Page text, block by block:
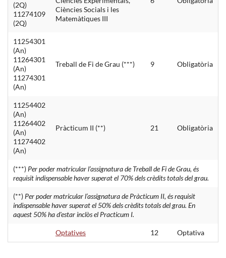
(2Q)
11274109
(2Q)
Ciències Socials i les
Matemàtiques III
11254301
(An)
11264301
(An)
11274301
(An)
Treball de Fi de Grau (***) 9 Obligatòria
11254402
(An)
11264402
(An)
11274402
(An)
Pràcticum II (**) 21 Obligatòria
(***) Per poder matricular l’assignatura de Treball de Fi de Grau, és
requisit indispensable haver superat el 70% dels crèdits totals del grau.
(**) Per poder matricular l’assignatura de Pràcticum II, és requisit
indispensable haver superat el 50% dels crèdits totals del grau. En
aquest 50% ha d'estar inclòs el Practicum I.
Optatives 12 Optativa